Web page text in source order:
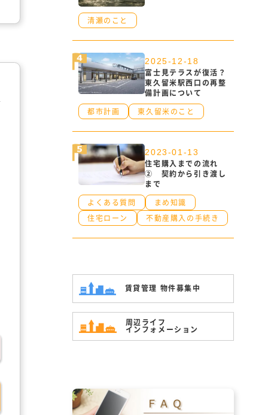
清瀬のこと
2025-12-18
富士見テラスが復活？
東久留米駅西口の再整
備計画について
都市計画
東久留米のこと
2023-01-13
住宅購入までの流れ
② 契約から引き渡し
まで
よくある質問
まめ知識
住宅ローン
不動産購入の手続き
賃貸管理 物件募集中
周辺ライフ
インフォメーション